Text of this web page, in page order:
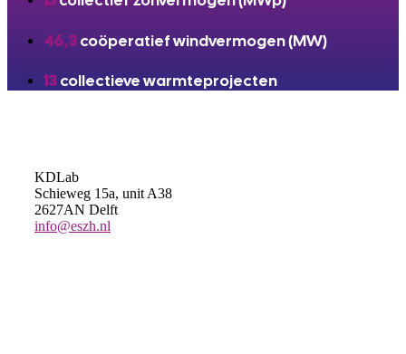
46,3coöperatief windvermogen (MW)
13collectieve warmteprojecten
KDLab
Schieweg 15a, unit A38
2627AN Delft
info@eszh.nl